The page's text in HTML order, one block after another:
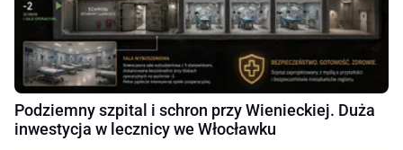
Podziemny szpital i schron przy Wienieckiej. Duża
inwestycja w lecznicy we Włocławku